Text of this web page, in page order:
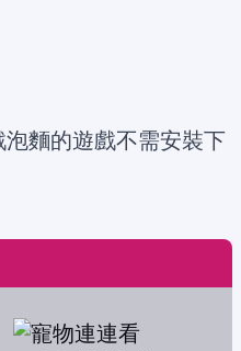
麵的遊戲不需安裝下